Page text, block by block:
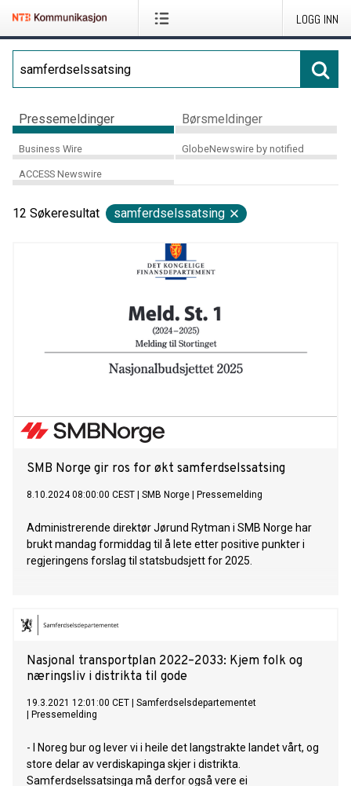
LOGG INN
Pressemeldinger Børsmeldinger
Business Wire GlobeNewswire by notified
ACCESS Newswire
12 Søkeresultat samferdselssatsing
SMB Norge gir ros for økt samferdselssatsing
8.10.2024 08:00:00 CEST SMB Norge Pressemelding
Administrerende direktør Jørund Rytman i SMB Norge har
brukt mandag formiddag til å lete etter positive punkter i
regjeringens forslag til statsbudsjett for 2025.
Nasjonal transportplan 2022–2033: Kjem folk og
næringsliv i distrikta til gode
19.3.2021 12:01:00 CET
Samferdselsdepartementet
Pressemelding
- I Noreg bur og lever vi i heile det langstrakte landet vårt, og
store delar av verdiskapinga skjer i distrikta.
Samferdselssatsinga må derfor også vere ei